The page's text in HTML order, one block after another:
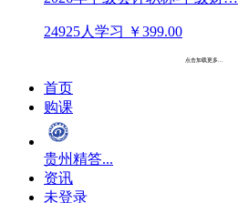
24925人学习 ￥399.00
点击加载更多...
首页
购课
贵州精答...
资讯
未登录